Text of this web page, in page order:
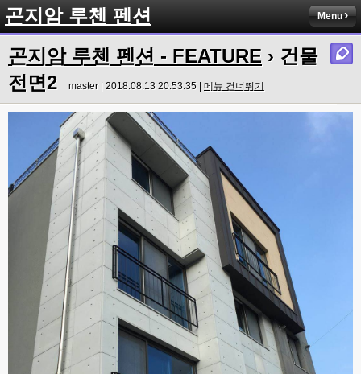
곤지암 루첸 펜션 Menu
곤지암 루첸 펜션 - FEATURE › 건물
전면2
master | 2018.08.13 20:53:35 | 메뉴 건너뛰기